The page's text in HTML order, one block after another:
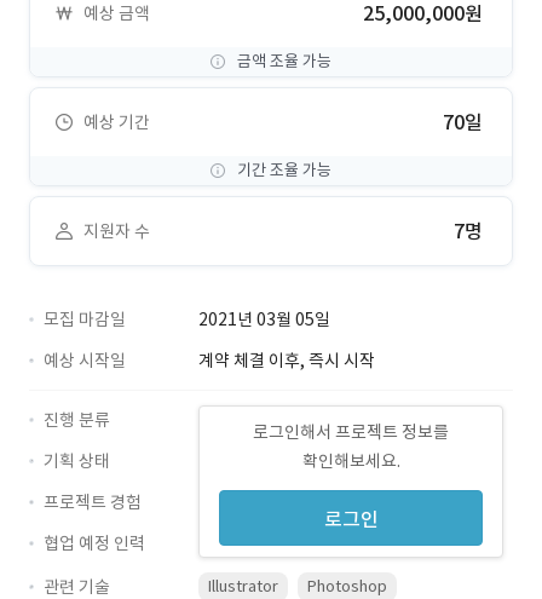
예상 금액 25,000,000원
금액 조율 가능
예상 기간 70일
기간 조율 가능
지원자 수 7명
모집 마감일
2021년 03월 05일
예상 시작일
계약 체결 이후, 즉시 시작
로그인해서 프로젝트 정보를
확인해보세요.
로그인
진행 분류
기획 상태
프로젝트 경험
협업 예정 인력
관련 기술
Illustrator
Photoshop